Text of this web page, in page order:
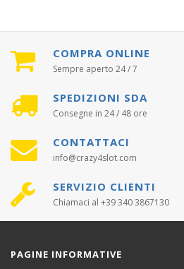
COMPRA ONLINE
Sempre aperto 24 / 7
SPEDIZIONI SDA
Consegne in 24 / 48 ore
CONTATTACI
info@crazy4slot.com
SERVIZIO CLIENTI
Chiamaci al +39 340 3867130
PAGINE INFORMATIVE